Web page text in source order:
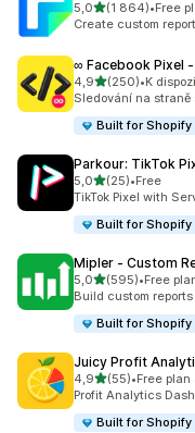
5,0z 5 hvězd
(1 864)
Celkový počet•Free
Create custom
∞ Facebook Pixel
4,9z 5 hvězd
(250)
Celkový počet
•K
Sledování na straně
Built for Shopify
Parkour: TikTok
5,0z 5 hvězd
(25)
Celkový počet
•Free
TikTok Pixel with
Built for Shopify
Mipler ‑ Custom
5,0z 5 hvězd
(595)
Celkový počet
•Free
Build custom
Built for Shopify
Juicy Profit
4,9z 5 hvězd
(55)
Celkový počet
•Free
Profit Analytics
Built for Shopify